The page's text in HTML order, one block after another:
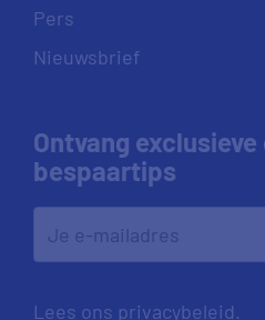
Pers
Nieuwsbrief
Ontvang
bespaartips
Lees ons privacybeleid.